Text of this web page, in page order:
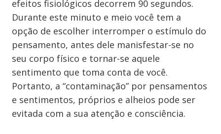
efeitos fisiológicos decorrem 90 segundos.
Durante este minuto e meio você tem a
opção de escolher interromper o estímulo do
pensamento, antes dele manisfestar-se no
seu corpo físico e tornar-se aquele
sentimento que toma conta de você.
Portanto, a “contaminação” por pensamentos
e sentimentos, próprios e alheios pode ser
evitada com a sua atenção e consciência.